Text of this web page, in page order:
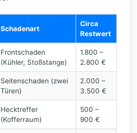
Schadenart
Circa
Restwert
Frontschaden
(Kühler, Stoßstange)
1.800 –
2.800 €
Seitenschaden (zwei
Türen)
2.000 –
3.500 €
Hecktreffer
(Kofferraum)
500 –
900 €